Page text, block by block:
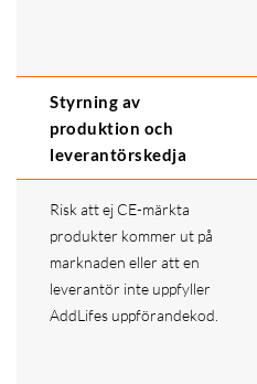
Styrning av
produktion och
leverantörskedja
Risk att ej CE-märkta
produkter kommer ut på
marknaden eller att en
leverantör inte uppfyller
AddLifes uppförandekod.